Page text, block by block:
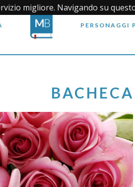
migliore. Navigando su
PERSONAGGI
BACHECA